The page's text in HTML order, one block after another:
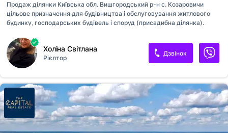
Продаж ділянки Київська обл. Вишгородський р-н с. Козаровичи
цільове призначення для будівництва і обслуговування житлового
будинку, господарських будівель і споруд (присадибна ділянка).
водосховища в 120м від пляжу. Поруч асфальтована дорога, є світло,
вода-криниця, газ поруч по вулиці, зручності у дворі.
Холіна Світлана
Рієлтор
Дзвінок